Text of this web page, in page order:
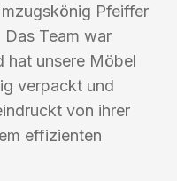
Pfeiffer
Das Team war
hat unsere Möbel
verpackt und
von ihrer
effizienten